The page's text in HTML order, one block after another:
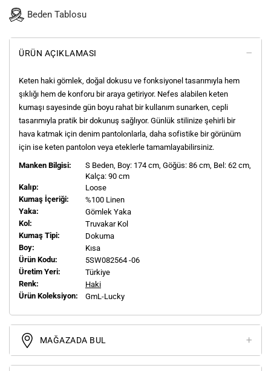
Beden Tablosu
ÜRÜN AÇIKLAMASI
Keten haki gömlek, doğal dokusu ve fonksiyonel tasarımıyla hem
şıklığı hem de konforu bir araya getiriyor. Nefes alabilen keten
kumaşı sayesinde gün boyu rahat bir kullanım sunarken, cepli
tasarımıyla pratik bir dokunuş sağlıyor. Günlük stilinize şehirli bir
hava katmak için denim pantolonlarla, daha sofistike bir görünüm
için ise keten pantolon veya eteklerle tamamlayabilirsiniz.
Manken Bilgisi:
S Beden, Boy: 174 cm, Göğüs: 86 cm, Bel: 62 cm,
Kalça: 90 cm
Kalıp:
Loose
Kumaş İçeriği:
%100 Linen
Yaka:
Gömlek Yaka
Kol:
Truvakar Kol
Kumaş Tipi:
Dokuma
Boy:
Kısa
Ürün Kodu:
5SW082564 -06
Üretim Yeri:
Türkiye
Renk:
Haki
Ürün Koleksiyon:
GmL-Lucky
MAĞAZADA BUL